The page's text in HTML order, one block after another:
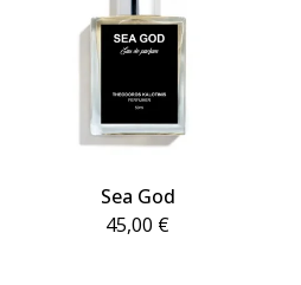
Sea God
45,00 €